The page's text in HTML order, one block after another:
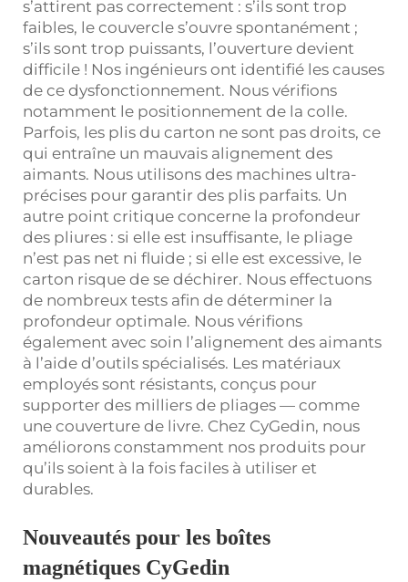
s’attirent pas correctement : s’ils sont trop
faibles, le couvercle s’ouvre spontanément ;
s’ils sont trop puissants, l’ouverture devient
difficile ! Nos ingénieurs ont identifié les causes
de ce dysfonctionnement. Nous vérifions
notamment le positionnement de la colle.
Parfois, les plis du carton ne sont pas droits, ce
qui entraîne un mauvais alignement des
aimants. Nous utilisons des machines ultra-
précises pour garantir des plis parfaits. Un
autre point critique concerne la profondeur
des pliures : si elle est insuffisante, le pliage
n’est pas net ni fluide ; si elle est excessive, le
carton risque de se déchirer. Nous effectuons
de nombreux tests afin de déterminer la
profondeur optimale. Nous vérifions
également avec soin l’alignement des aimants
à l’aide d’outils spécialisés. Les matériaux
employés sont résistants, conçus pour
supporter des milliers de pliages — comme
une couverture de livre. Chez CyGedin, nous
améliorons constamment nos produits pour
qu’ils soient à la fois faciles à utiliser et
durables.
Nouveautés pour les boîtes
magnétiques CyGedin